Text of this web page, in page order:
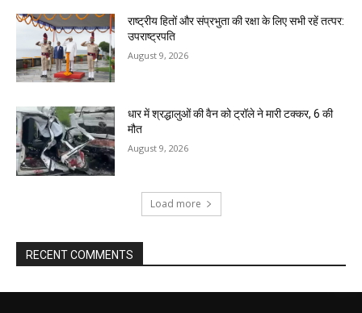
राष्ट्रीय हितों और संप्रभुता की रक्षा के लिए सभी रहें तत्पर:
उपराष्ट्रपति
August 9, 2026
धार में श्रद्धालुओं की वैन को ट्रॉले ने मारी टक्कर, 6 की
मौत
August 9, 2026
Load more
RECENT COMMENTS